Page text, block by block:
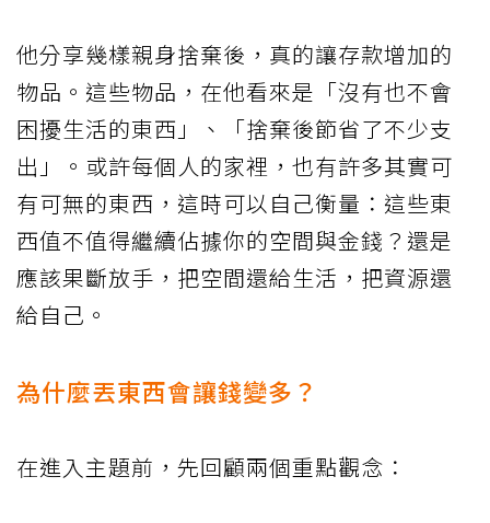
他分享幾樣親身捨棄後，真的讓存款增加的
物品。這些物品，在他看來是「沒有也不會
困擾生活的東西」、「捨棄後節省了不少支
出」。或許每個人的家裡，也有許多其實可
有可無的東西，這時可以自己衡量：這些東
西值不值得繼續佔據你的空間與金錢？還是
應該果斷放手，把空間還給生活，把資源還
給自己。
為什麼丟東西會讓錢變多？
在進入主題前，先回顧兩個重點觀念：